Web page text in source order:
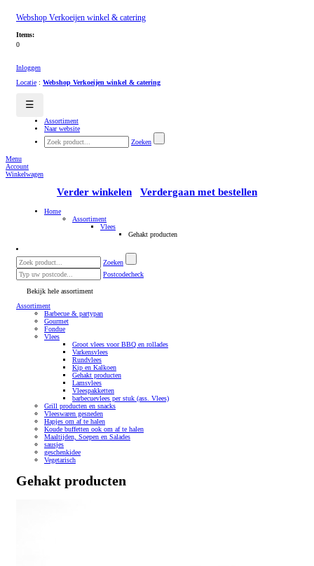
Webshop Verkoeijen winkel & catering
Items:
0
Inloggen
Locatie : Webshop Verkoeijen winkel & catering
☰
Assortiment
Naar website
Zoeken
Menu
Account
Winkelwagen
Verder winkelen Verdergaan met bestellen
Home
Assortiment
Vlees
Gehakt producten
Zoeken
Postcodecheck
Bekijk hele assortiment
Assortiment
Barbecue & partypan
Gourmet
Fondue
Vlees
Groot vlees voor BBQ en rollades
Varkensvlees
Rundvlees
Kip en Kalkoen
Gehakt producten
Lamsvlees
Vleespakketten
barbecuevlees per stuk (ass. Vlees)
Grill producten en snacks
Vleeswaren gesneden
Hapjes om af te halen
Koude buffetten ook om af te halen
Maaltijden, Soepen en Salades
sausjes
geschenkidee
Vegetarisch
Gehakt producten